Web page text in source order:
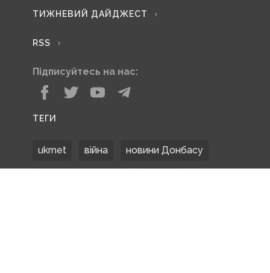
ТИЖНЕВИЙ ДАЙДЖЕСТ
RSS
Підписуйтесь на нас:
ТЕГИ
ukrnet війна новини Донбасу